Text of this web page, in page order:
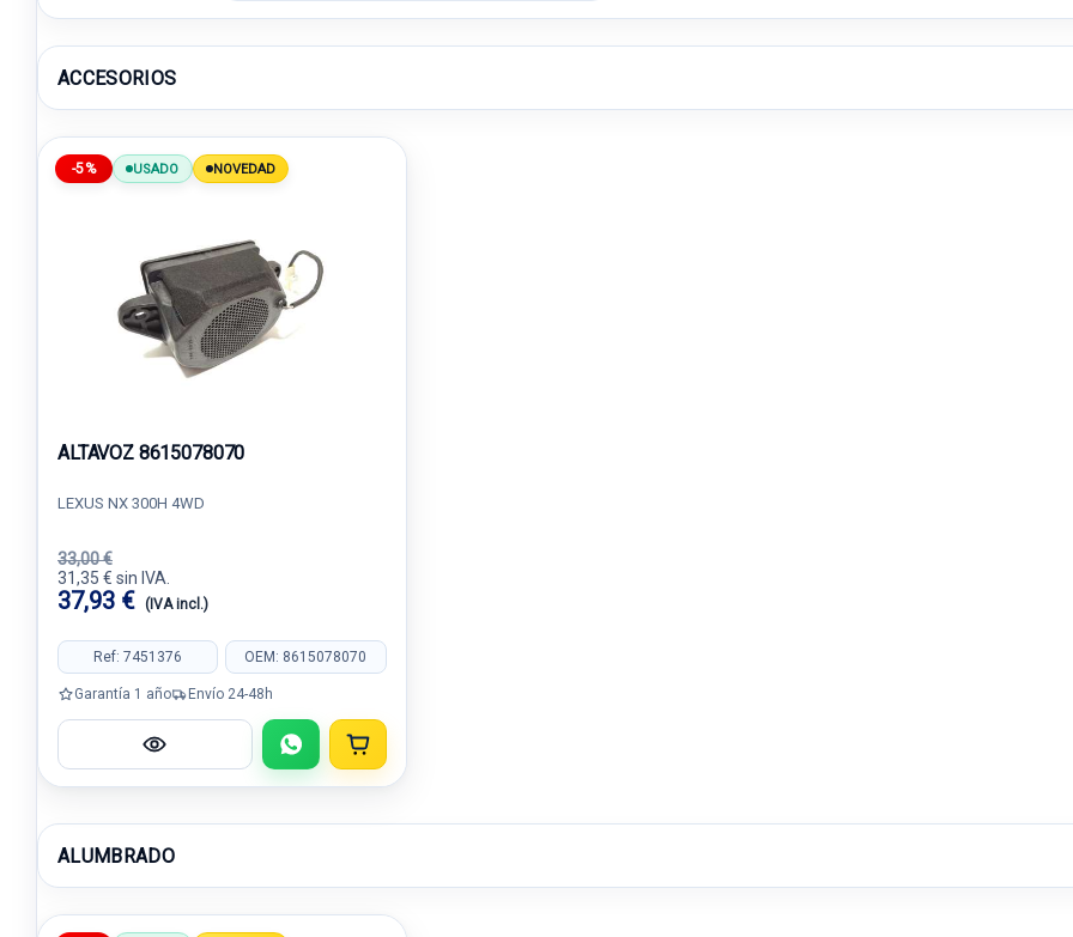
ACCESORIOS
-5% USADO NOVEDAD
ALTAVOZ 8615078070
LEXUS NX 300H 4WD
33,00 €
31,35 € sin IVA.
37,93 € (IVA incl.)
Ref: 7451376 OEM: 8615078070
Garantía 1 año Envío 24-48h
ALUMBRADO